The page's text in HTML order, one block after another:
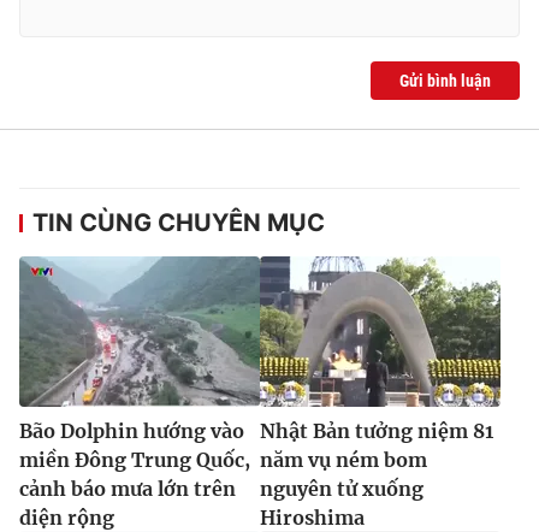
Gửi bình luận
TIN CÙNG CHUYÊN MỤC
Bão Dolphin hướng vào
miền Đông Trung Quốc,
cảnh báo mưa lớn trên
diện rộng
Nhật Bản tưởng niệm 81
năm vụ ném bom
nguyên tử xuống
Hiroshima